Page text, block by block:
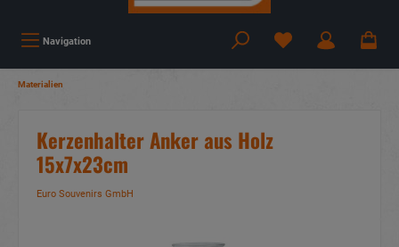
Navigation
Materialien
Kerzenhalter Anker aus Holz
15x7x23cm
Euro Souvenirs GmbH